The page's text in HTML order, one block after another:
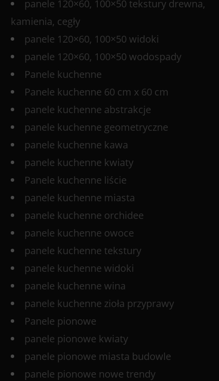
panele 120×60, 100×50 tekstury drewna,
kamienia, cegły
panele 120×60, 100×50 widoki
panele 120×60, 100×50 wodospady
Panele kuchenne
Panele kuchenne 60 cm x 60 cm
panele kuchenne abstrakcje
panele kuchenne geometryczne
panele kuchenne kawa
panele kuchenne kwiaty
Panele kuchenne liście
panele kuchenne miasta
panele kuchenne orchidee
panele kuchenne owoce
panele kuchenne tekstury
panele kuchenne widoki
panele kuchenne wina
panele kuchenne zioła przyprawy
Panele pionowe
panele pionowe kwiaty
panele pionowe miasta budowle
panele pionowe nowe trendy